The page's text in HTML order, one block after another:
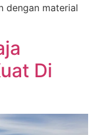
dengan material
Di